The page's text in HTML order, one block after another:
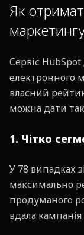
Як
Сервіс HubSpot
електронного
власний
можна дати
1. Чітко
У 78 випадках
максимально
продуманого
вдала